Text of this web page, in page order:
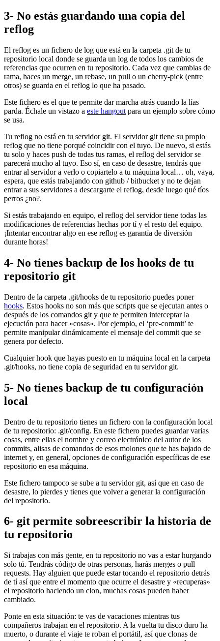
3- No estás guardando una copia del
reflog
El reflog es un fichero de log que está en la carpeta .git de tu
repositorio local donde se guarda un log de todos los cambios de
referencias que ocurren en tu repositorio. Cada vez que cambias de
rama, haces un merge, un rebase, un pull o un cherry-pick (entre
otros) se guarda en el reflog lo que ha pasado.
Este fichero es el que te permite dar marcha atrás cuando la lías
parda. Échale un vistazo a este hangout para un ejemplo sobre cómo
se usa.
Tu reflog no está en tu servidor git. El servidor git tiene su propio
reflog que no tiene porqué coincidir con el tuyo. De nuevo, si estás
tu solo y haces push de todas tus ramas, el reflog del servidor se
parecerá mucho al tuyo. Eso sí, en caso de desastre, tendrás que
entrar al servidor a verlo o copiartelo a tu máquina local… oh, vaya,
espera, que estás trabajando con github / bitbucket y no te dejan
entrar a sus servidores a descargarte el reflog, desde luego qué tíos
perros ¿no?.
Si estás trabajando en equipo, el reflog del servidor tiene todas las
modificaciones de referencias hechas por tí y el resto del equipo.
¡Intentar encontrar algo en ese reflog es garantía de diversión
durante horas!
4- No tienes backup de los hooks de tu
repositorio git
Dentro de la carpeta .git/hooks de tu repositorio puedes poner
hooks. Estos hooks no son más que scripts que se ejecutan antes o
después de los comandos git y que te permiten interceptar la
ejecución para hacer «cosas». Por ejemplo, el ‘pre-commit’ te
permite manipular dinámicamente el mensaje del commit que se
genera por defecto.
Cualquier hook que hayas puesto en tu máquina local en la carpeta
.git/hooks, no tiene copia de seguridad en tu servidor git.
5- No tienes backup de tu configuración
local
Dentro de tu repositorio tienes un fichero con la configuración local
de tu repositorio: .git/config. En este fichero puedes guardar varias
cosas, entre ellas el nombre y correo electrónico del autor de los
commits, alisas de comandos de esos molones que te has bajado de
internet y, en general, opciones de configuración específicas de ese
repositorio en esa máquina.
Este fichero tampoco se sube a tu servidor git, así que en caso de
desastre, lo pierdes y tienes que volver a generar la configuración
del repositorio.
6- git permite sobreescribir la historia de
tu repositorio
Si trabajas con más gente, en tu repositorio no vas a estar hurgando
solo tú. Tendrás código de otras personas, harás merges o pull
requests. Hay alguien que puede estar tocando el repositorio detrás
de tí así que entre el momento que ocurre el desastre y «recuperas»
el repositorio haciendo un clon, muchas cosas pueden haber
cambiado.
Ponte en esta situación: te vas de vacaciones mientras tus
compañeros trabajan en el repositorio. A la vuelta tu disco duro ha
muerto, o durante el viaje te roban el portátil, así que clonas de